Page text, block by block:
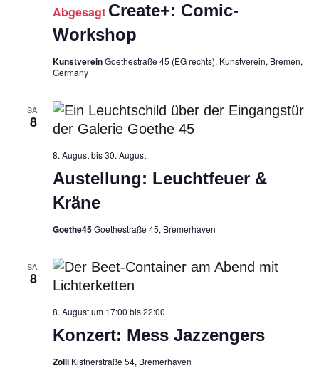
Abgesagt Create+: Comic-
Workshop
KunstvereinGoethestraße 45 (EG rechts), Kunstverein, Bremen,
Germany
SA.
8
Austellung: Leuchtfeuer &
Kräne
8. Augustbis30. August
Goethe45Goethestraße 45, Bremerhaven
SA.
8
Konzert: Mess Jazzengers
8. August um 17:00 bis22:00
Zolli Kistnerstraße 54, Bremerhaven